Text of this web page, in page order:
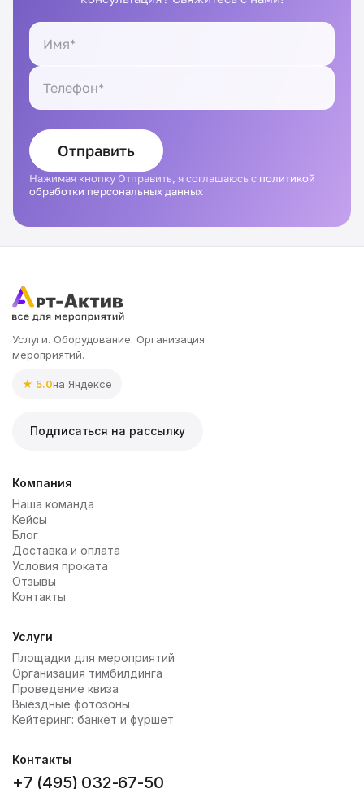
Отправить
Нажимая кнопку Отправить, я соглашаюсь с политикой
обработки персональных данных
Услуги. Оборудование. Организация
мероприятий.
★ 5.0на Яндексе
Подписаться на рассылку
Компания
Наша команда
Кейсы
Блог
Доставка и оплата
Условия проката
Отзывы
Контакты
Услуги
Площадки для мероприятий
Организация тимбилдинга
Проведение квиза
Выездные фотозоны
Кейтеринг: банкет и фуршет
Контакты
+7 (495) 032-67-50